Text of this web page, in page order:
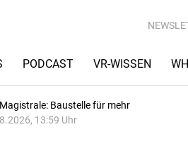
PODCAST VR-WISSEN
Baustelle für mehr
13:59 Uhr